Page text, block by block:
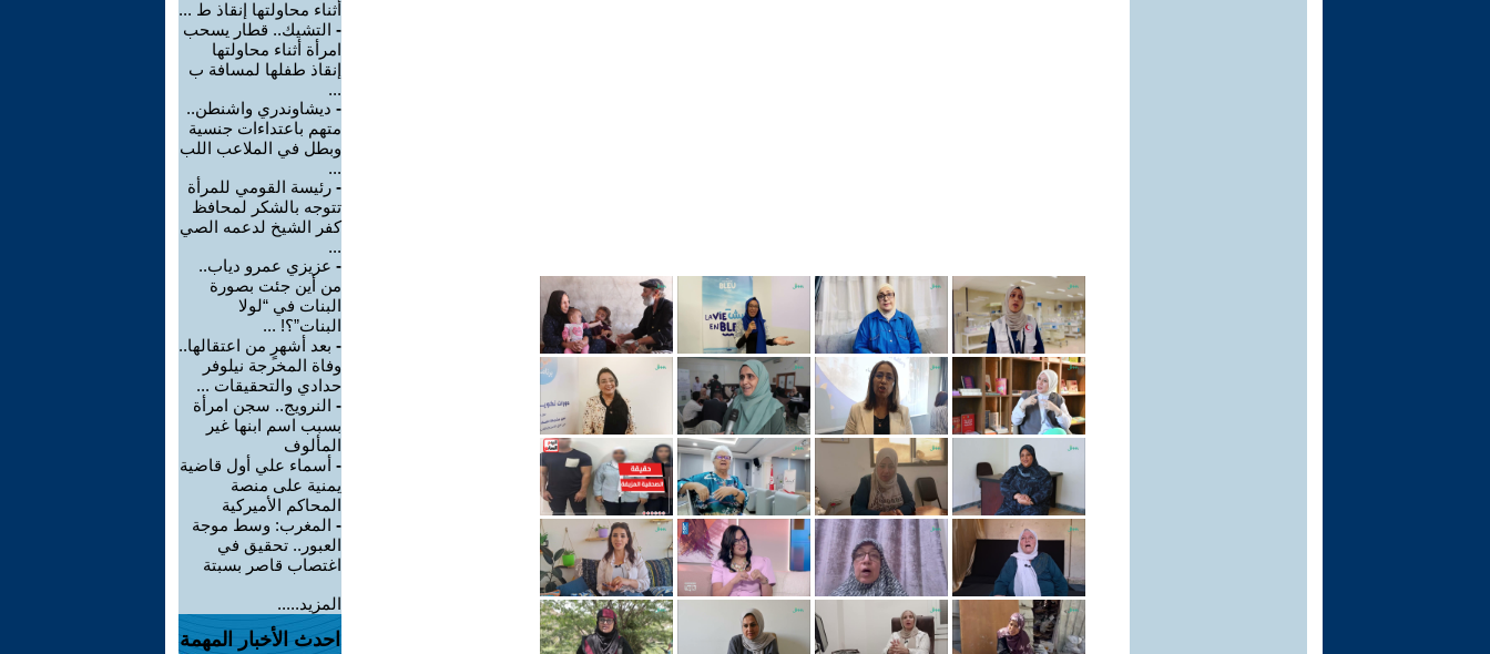
أثناء محاولتها إنقاذ ط ...
- التشيك.. قطار يسحب
امرأة أثناء محاولتها
إنقاذ طفلها لمسافة ب
...
- ديشاوندري واشنطن..
متهم باعتداءات جنسية
وبطل في الملاعب اللب
...
- رئيسة القومي للمرأة
تتوجه بالشكر لمحافظ
كفر الشيخ لدعمه الصي
...
- عزيزي عمرو دياب..
من أين جئت بصورة
البنات في “لولا
البنات”؟! ...
- بعد أشهرٍ من اعتقالها..
وفاة المخرجة نيلوفر
حدادي والتحقيقات ...
- النرويج.. سجن امرأة
بسبب اسم ابنها غير
المألوف
- أسماء علي أول قاضية
يمنية على منصة
المحاكم الأميركية
- المغرب: وسط موجة
العبور.. تحقيق في
اغتصاب قاصر بسبتة
المزيد.....
احدث الأخبار المهمة